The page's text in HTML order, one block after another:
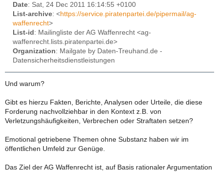
Date: Sat, 24 Dec 2011 16:14:55 +0100
List-archive: <https://service.piratenpartei.de/pipermail/ag-
waffenrecht>
List-id : Mailingliste der AG Waffenrecht <ag-
waffenrecht.lists.piratenpartei.de>
Organization: Mailgate by Daten-Treuhand.de -
Datensicherheitsdienstleistungen
Und warum?
Gibt es hierzu Fakten, Berichte, Analysen oder Urteile, die diese
Forderung nachvollziehbar in den Kontext z.B. von
Verletzungshäufigkeiten, Verbrechen oder Straftaten setzen?
Emotional getriebene Themen ohne Substanz haben wir im
öffentlichen Umfeld zur Genüge.
Das Ziel der AG Waffenrecht ist, auf Basis rationaler Argumentation